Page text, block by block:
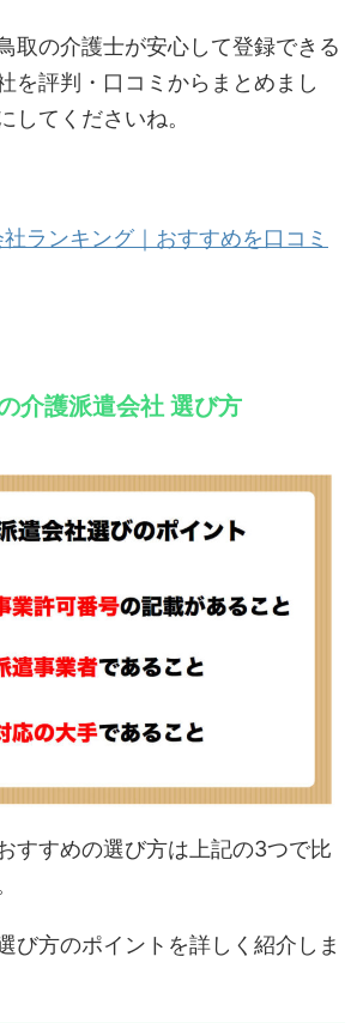
取の介護士が安心して登録できる
を評判・口コミからまとめまし
してくださいね。
ランキング｜おすすめを口コミ
介護派遣会社 選び方
すすめの選び方は上記の3つで比
び方のポイントを詳しく紹介しま